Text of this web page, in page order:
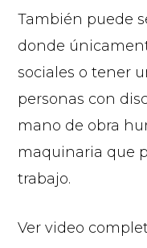
También puede
donde
sociales o tener
personas con
mano de obra
maquinaria que
trabajo.
Ver video